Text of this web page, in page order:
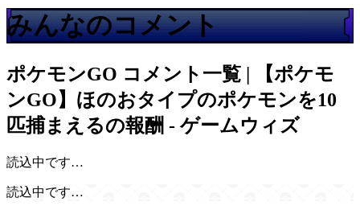
みんなのコメント
ポケモンGO コメント一覧 | 【ポケモ
ンGO】ほのおタイプのポケモンを10
匹捕まえるの報酬 - ゲームウィズ
読込中です…
読込中です…